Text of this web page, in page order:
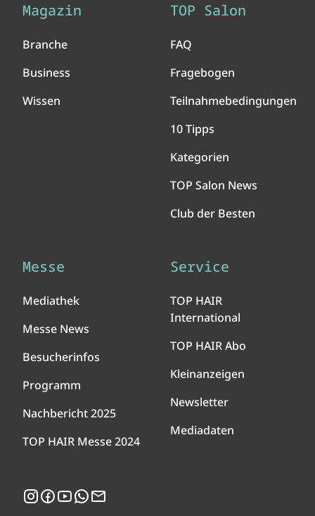
Magazin
Branche
Business
Wissen
TOP Salon
FAQ
Fragebogen
Teilnahmebedingungen
10 Tipps
Kategorien
TOP Salon News
Club der Besten
Messe
Mediathek
Messe News
Besucherinfos
Programm
Nachbericht 2025
TOP HAIR Messe 2024
Service
TOP HAIR
International
TOP HAIR Abo
Kleinanzeigen
Newsletter
Mediadaten
Instagram
Facebook
YouTubeWhatsApp